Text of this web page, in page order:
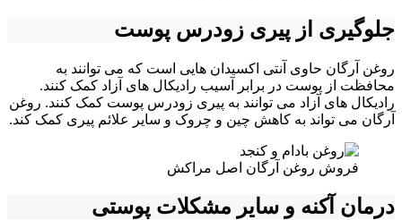
جلوگیری از پیری زودرس پوست
روغن آرگان حاوی آنتی اکسیدان هایی است که می توانند به
محافظت از پوست در برابر آسیب رادیکال های آزاد کمک کنند.
رادیکال های آزاد می توانند به پیری زودرس پوست کمک کنند. روغن
آرگان می تواند به کاهش چین و چروک و سایر علائم پیری کمک کند.
فروش روغن آرگان اصل مراکش
درمان آکنه و سایر مشکلات پوستی